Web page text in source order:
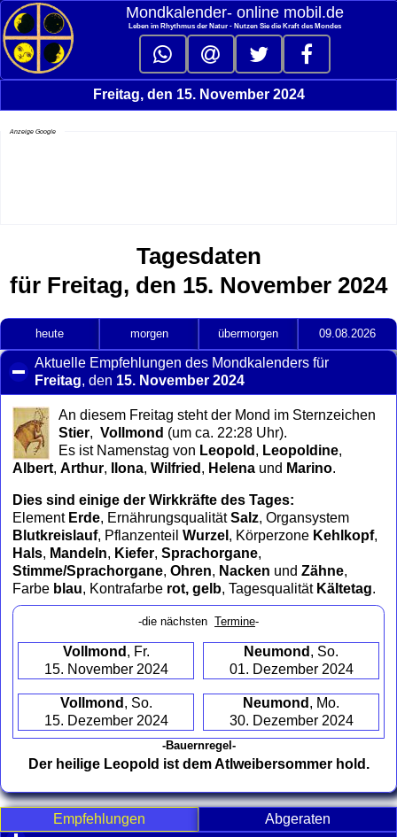
Mondkalender‑ online mobil.de
Leben im Rhythmus der Natur - Nutzen Sie die Kraft des Mondes
Freitag, den 15. November 2024
Anzeige Google
Tagesdaten
für Freitag, den 15. November 2024
heute morgen übermorgen 09.08.2026
Aktuelle Empfehlungen des Mondkalenders für
Freitag, den 15. November 2024
to
collapse
contents
An diesem Freitag steht der Mond im Sternzeichen
Stier, Vollmond (um ca. 22:28 Uhr).
Es ist Namenstag von Leopold , Leopoldine,
Albert, Arthur, Ilona, Wilfried , Helena und Marino.
Dies sind einige der Wirkkräfte des Tages:
Element Erde, ErnährungsqualitätSalz, Organsystem
Blutkreislauf, Pflanzenteil Wurzel , Körperzone Kehlkopf,
Hals, Mandeln, Kiefer, Sprachorgane,
Stimme/Sprachorgane, Ohren, Nacken und Zähne,
Farbe blau, Kontrafarbe rot, gelb, Tagesqualität Kältetag.
-die nächsten Termine-
Vollmond , Fr.
15. November 2024
Neumond , So.
01. Dezember 2024
Vollmond , So.
15. Dezember 2024
Neumond , Mo.
30. Dezember 2024
-Bauernregel-
Der heilige Leopold ist dem Atlweibersommer hold.
Empfehlungen
Abgeraten